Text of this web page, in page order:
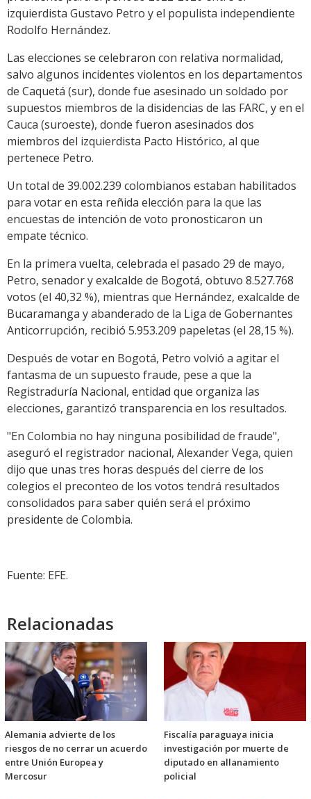
izquierdista Gustavo Petro y el populista independiente
Rodolfo Hernández.
Las elecciones se celebraron con relativa normalidad,
salvo algunos incidentes violentos en los departamentos
de Caquetá (sur), donde fue asesinado un soldado por
supuestos miembros de la disidencias de las FARC, y en el
Cauca (suroeste), donde fueron asesinados dos
miembros del izquierdista Pacto Histórico, al que
pertenece Petro.
Un total de 39.002.239 colombianos estaban habilitados
para votar en esta reñida elección para la que las
encuestas de intención de voto pronosticaron un
empate técnico.
En la primera vuelta, celebrada el pasado 29 de mayo,
Petro, senador y exalcalde de Bogotá, obtuvo 8.527.768
votos (el 40,32 %), mientras que Hernández, exalcalde de
Bucaramanga y abanderado de la Liga de Gobernantes
Anticorrupción, recibió 5.953.209 papeletas (el 28,15 %).
Después de votar en Bogotá, Petro volvió a agitar el
fantasma de un supuesto fraude, pese a que la
Registraduría Nacional, entidad que organiza las
elecciones, garantizó transparencia en los resultados.
"En Colombia no hay ninguna posibilidad de fraude",
aseguró el registrador nacional, Alexander Vega, quien
dijo que unas tres horas después del cierre de los
colegios el preconteo de los votos tendrá resultados
consolidados para saber quién será el próximo
presidente de Colombia.
Fuente: EFE.
Relacionadas
Alemania advierte de los
riesgos de no cerrar un acuerdo
entre Unión Europea y
Mercosur
Fiscalía paraguaya inicia
investigación por muerte de
diputado en allanamiento
policial